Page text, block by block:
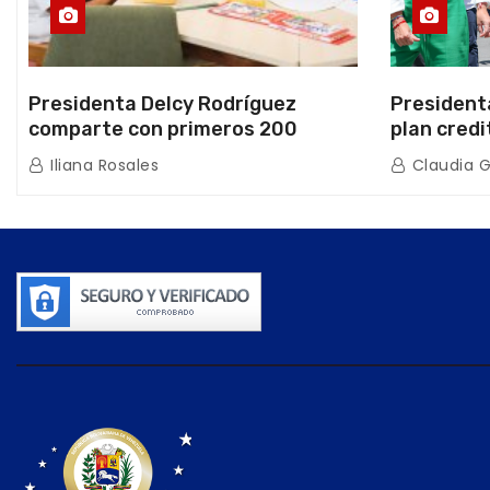
Presidenta Delcy Rodríguez
comparte con primeros 200
beneficiarios de la nueva Casa de
los Abuelos “La Primavera” en
Iliana Rosales
plan
directo
de
Claudia